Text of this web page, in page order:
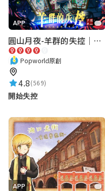
有趣！
AirouLin
2024-06-29 20:50:41
阿信
蹦 來個蹦蹦 蹦
2024-04-16 00:30:50
很有趣，關卡
APP
圓山月夜-羊群的失控｜圓山飯店 ARG實境解謎遊戲
Popworld原創
4.8(569)
開始失控
APP